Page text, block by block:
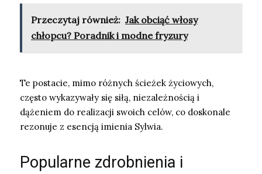
Przeczytaj również: Jak obciąć włosy
chłopcu? Poradnik i modne fryzury
Te postacie, mimo różnych ścieżek życiowych,
często wykazywały się siłą, niezależnością i
dążeniem do realizacji swoich celów, co doskonale
rezonuje z esencją imienia Sylwia.
Popularne zdrobnienia i